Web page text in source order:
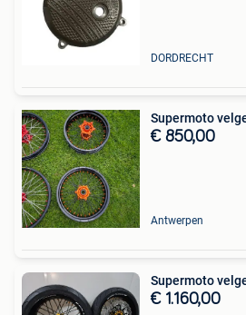
DORDRECHT
Supermoto
€ 850,00
Antwerpen
Supermoto
€ 1.160,00